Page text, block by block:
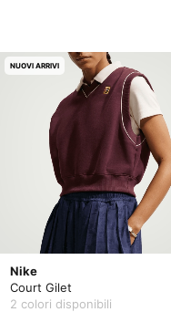
Nike
Court Gilet
2 colori disponibili
NUOVI ARRIVI